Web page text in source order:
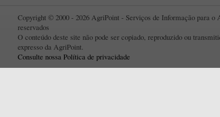
Copyright © 2000 - 2026 AgriPoint - Serviços de Informação para o
reservados
O conteúdo deste site não pode ser copiado, reproduzido ou
expresso da AgriPoint.
Consulte nossa Política de privacidade